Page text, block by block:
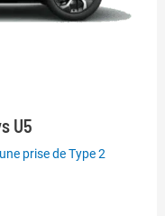
U5
prise de Type 2